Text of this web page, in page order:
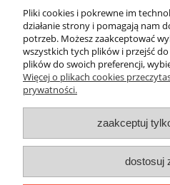
Inteligentny dom (
Promocje i transport gratis
Polityka
Pliki cookies i pokrewne im
działanie strony i pomagają nam
potrzeb. Możesz zaakceptować
wszystkich tych plików i przejść
plików do swoich preferencji,
Więcej o plikach cookies
prywatności.
zaakceptuj
dostosuj